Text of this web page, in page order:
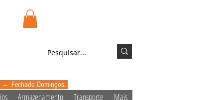
Fechado Domingos.
Armazenamento Transporte Mais